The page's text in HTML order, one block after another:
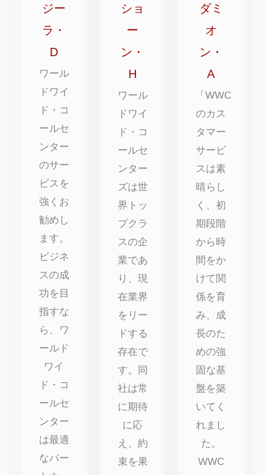
点
中
点
ジー
ラ・
D
ワール
ドワイ
ド・コ
ールセ
ンター
のサー
ビスを
強くお
勧めし
ます。
ビジネ
スの成
功を目
指すな
ら、ワ
ールド
ワイ
ド・コ
ールセ
ンター
は最適
なパー
点
中
5
ショ
ー
ン・
H
ワール
ドワイ
ド・コ
ールセ
ンター
ズは世
界トッ
プクラ
スの企
業であ
り、現
在業界
をリー
ドする
存在で
す。同
社は常
に期待
に応
え、約
束を果
点
5
ダミ
オ
ン・
A
「WWC
のカス
タマー
サービ
スは素
晴らし
く、初
期段階
から時
間をか
けて関
係を育
み、成
長のた
めの強
固な基
盤を築
いてく
れまし
た。
WWC